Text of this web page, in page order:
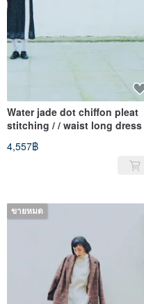
Water jade dot chiffon pleat
stitching / / waist long dress
4,557฿
ขายหมด